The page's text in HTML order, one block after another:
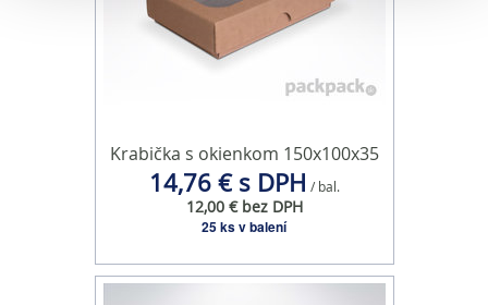
sociálnych médií a analýzu návštevnosti používame
súbory cookie. Informácie o tom, ako používate naše
webové stránky, poskytujeme aj našim partnerom v
oblasti sociálnych médií, inzercie a analýzy. Títo partneri
Krabička s okienkom 150x100x35
14,76 € s DPH / bal.
12,00 € bez DPH
25 ks v balení